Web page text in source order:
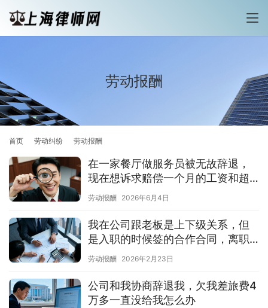
劳动报酬
首页 劳动纠纷 劳动报酬
在一家餐厅做服务员被无故辞退，
现在想诉求赔偿一个月的工资和超
时上班的加班费可以吗？
劳动报酬 2026年6月4日
我在公司跟老板是上下级关系，但
是入职的时候签的合作合同，离职
拖欠工资怎么办
劳动报酬 2026年2月23日
公司和我协商辞退我，欠我差旅费4
万多一直没给我怎么办